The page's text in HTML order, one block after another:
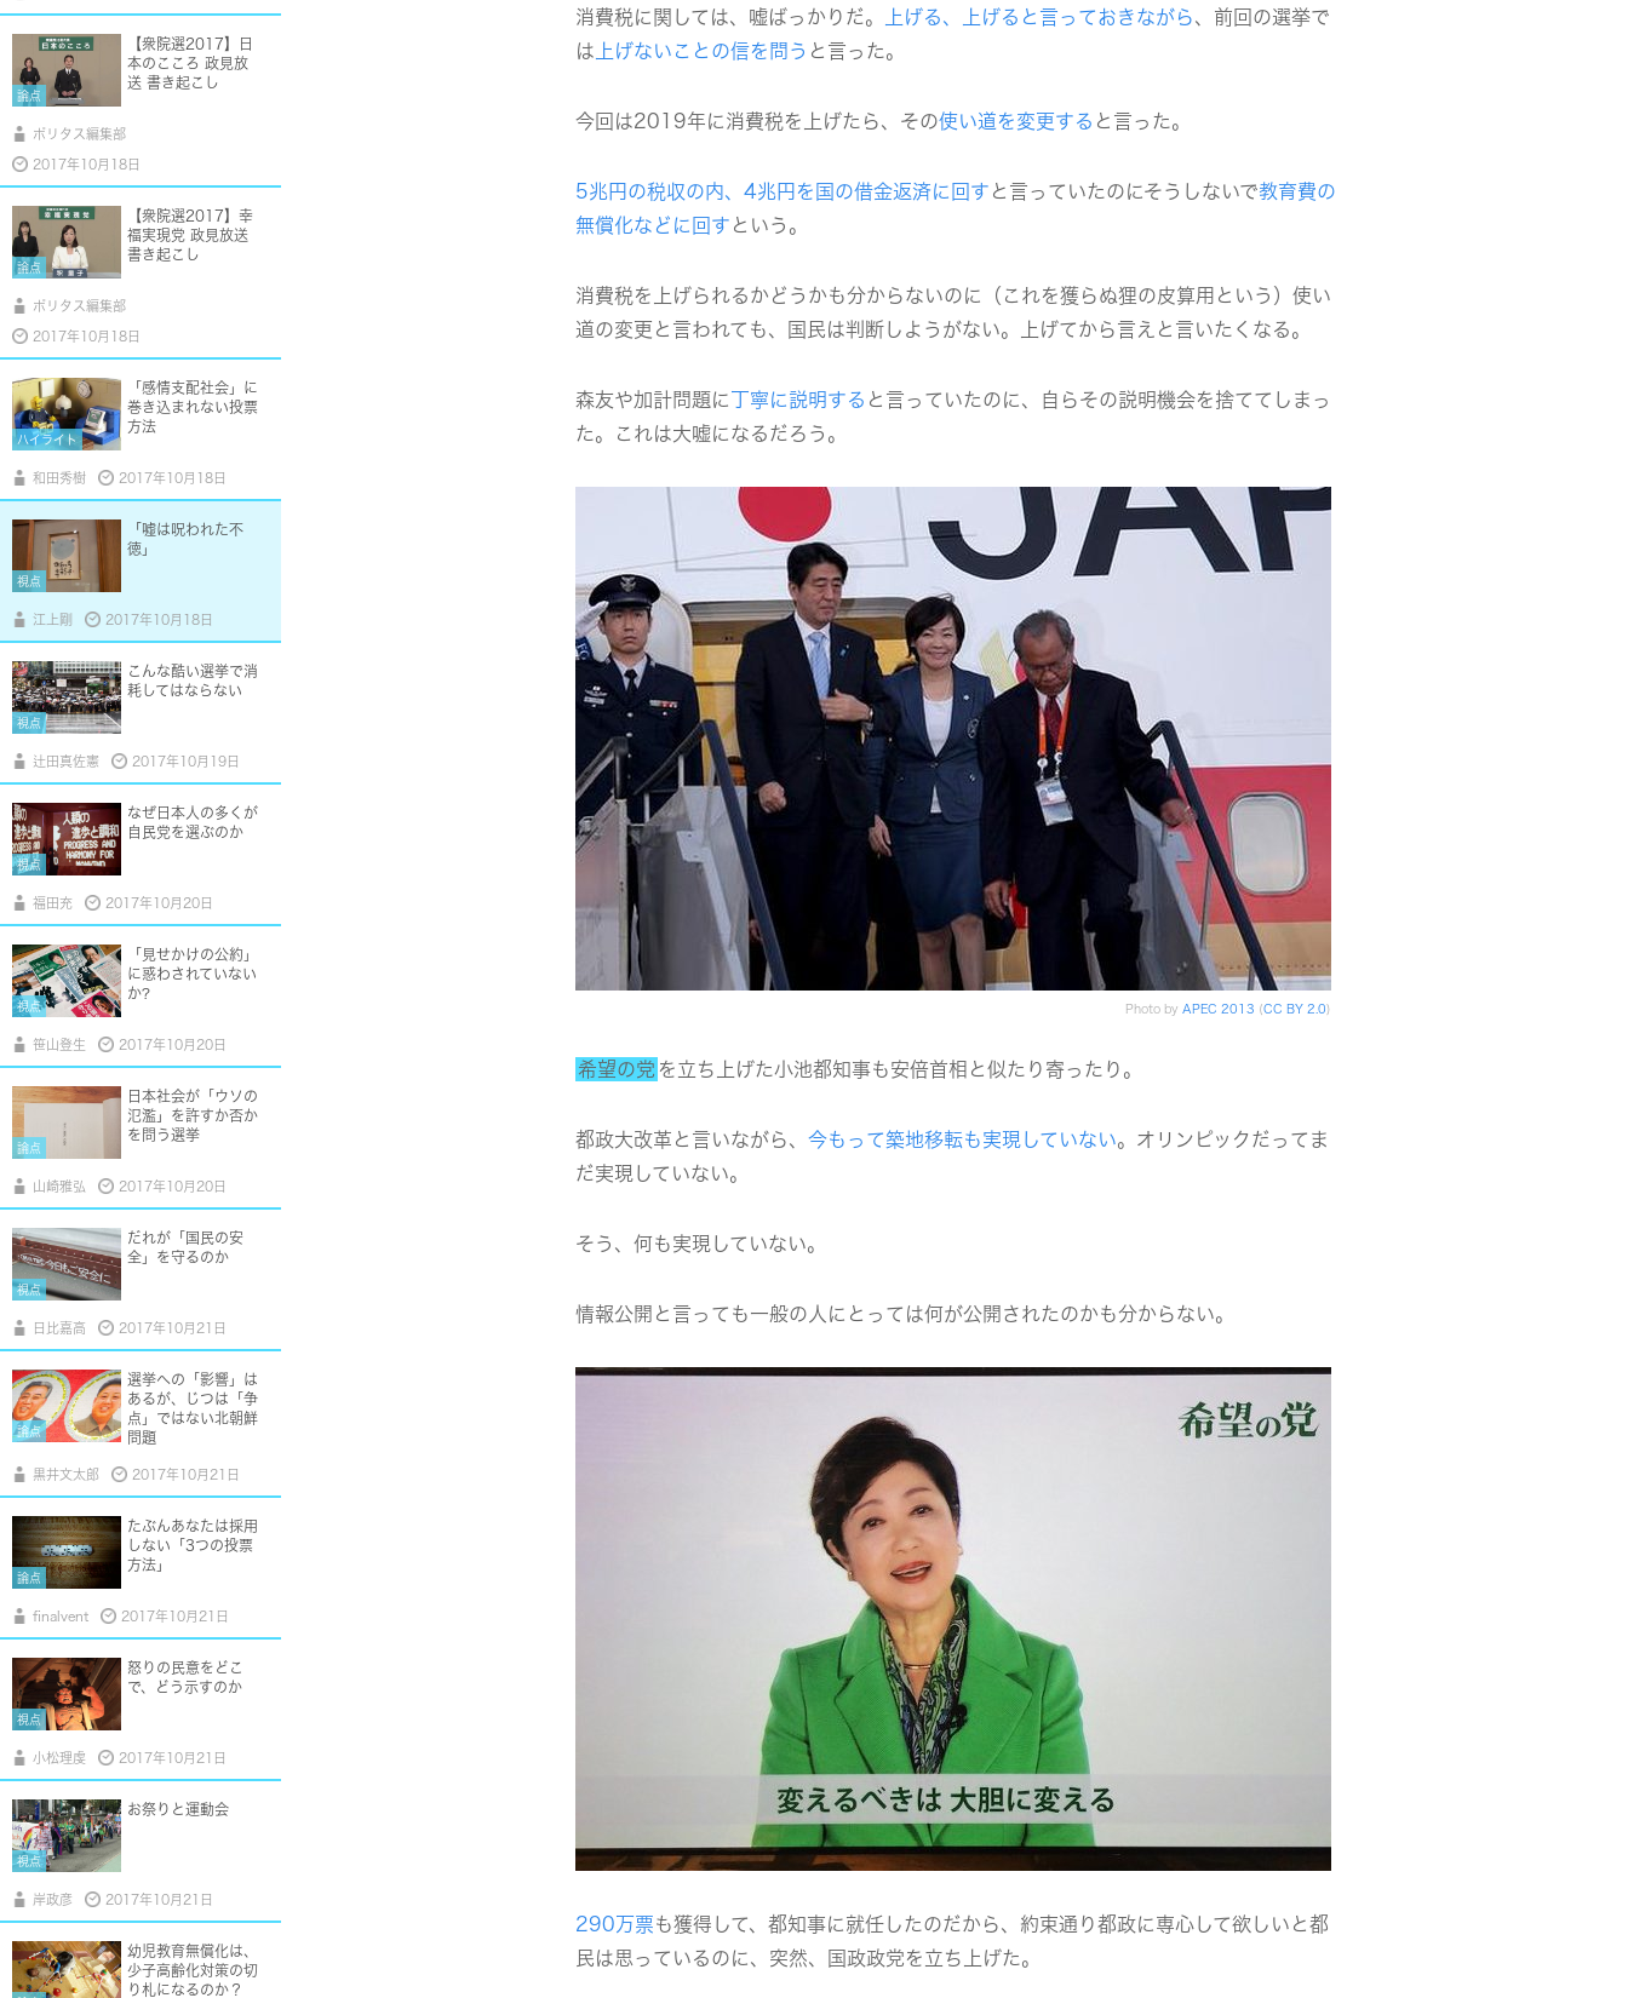
消費税に関しては、嘘ばっかりだ。 上げる、上げると言っておきながら、前回の選挙で
は 上げないことの信を問う と言った。
今回は2019年に消費税を上げたら、その使い道を変更する と言った。
5兆円の税収の内、4兆円を国の借金返済に回す と言っていたのにそうしないで教育費の
無償化などに回す という。
消費税を上げられるかどうかも分からないのに（これを獲らぬ狸の皮算用という）使い
道の変更と言われても、国民は判断しようがない。上げてから言えと言いたくなる。
森友や加計問題に 丁寧に説明する と言っていたのに、自らその説明機会を捨ててしまっ
た。これは大嘘になるだろう。
Photo by APEC 2013 (CC BY 2.0)
希望の党 を立ち上げた小池都知事も安倍首相と似たり寄ったり。
都政大改革と言いながら、 今もって築地移転も実現していない。オリンピックだってま
だ実現していない。
そう、何も実現していない。
情報公開と言っても一般の人にとっては何が公開されたのかも分からない。
290万票も獲得して、都知事に就任したのだから、約束通り都政に専心して欲しいと都
民は思っているのに、突然、国政政党を立ち上げた。
論点
【衆院選2017】日
本のこころ 政見放
送 書き起こし
ポリタス編集部
2017年10月18日
論点
【衆院選2017】幸
福実現党 政見放送
書き起こし
ポリタス編集部
2017年10月18日
ハイライト
「感情支配社会」に
巻き込まれない投票
方法
和田秀樹 2017年10月18日
視点
「嘘は呪われた不
徳」
江上剛 2017年10月18日
視点
こんな酷い選挙で消
耗してはならない
辻田真佐憲 2017年10月19日
視点
なぜ日本人の多くが
自民党を選ぶのか
福田充 2017年10月20日
視点
「見せかけの公約」
に惑わされていない
か?
笹山登生 2017年10月20日
論点
日本社会が「ウソの
氾濫」を許すか否か
を問う選挙
山崎雅弘 2017年10月20日
視点
だれが「国民の安
全」を守るのか
日比嘉高 2017年10月21日
論点
選挙への「影響」は
あるが、じつは「争
点」ではない北朝鮮
問題
黒井文太郎 2017年10月21日
論点
たぶんあなたは採用
しない「3つの投票
方法」
finalvent 2017年10月21日
視点
怒りの民意をどこ
で、どう示すのか
小松理虔 2017年10月21日
視点
お祭りと運動会
岸政彦 2017年10月21日
幼児教育無償化は、
少子高齢化対策の切
り札になるのか？